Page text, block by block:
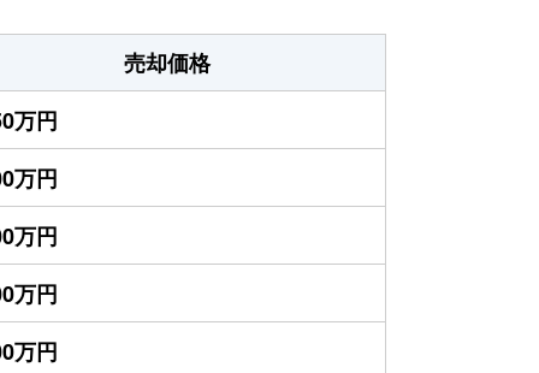
売却価格
万円
万円
万円
万円
万円